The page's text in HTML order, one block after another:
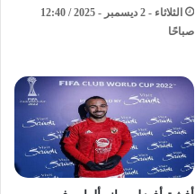
الثلاثاء - 2 ديسمبر - 2025 / 12:40
صباحًا